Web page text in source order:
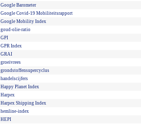
Google Barometer
Google Covid-19 Mobiliteitsrapport
Google Mobility Index
goud-olie-ratio
GPI
GPR Index
GRAI
groeivrees
grondstoffensupercyclus
handelscijfers
Happy Planet Index
Harpex
Harpex Shipping Index
hemline-index
HEPI